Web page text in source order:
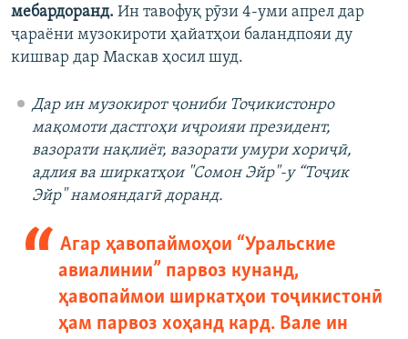
мебардоранд. Ин тавофуқ рӯзи 4-уми апрел дар
ҷараёни музокироти ҳайатҳои баландпояи ду
кишвар дар Маскав ҳосил шуд.
Дар ин музокирот ҷониби Тоҷикистонро
мақомоти дастгоҳи иҷроияи президент,
вазорати нақлиёт, вазорати умури хориҷӣ,
адлия ва ширкатҳои "Сомон Эйр"-у “Тоҷик
Эйр" намояндагӣ доранд.
Агар ҳавопаймоҳои “Уральские
авиалинии” парвоз кунанд,
ҳавопаймои ширкатҳои тоҷикистонӣ
ҳам парвоз хоҳанд кард. Вале ин